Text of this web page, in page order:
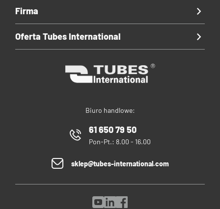
Biuro handlowe:
61 650 79 50
Pon-Pt.: 8.00 - 16.00
sklep@tubes-international.com
Firma
Oferta Tubes International